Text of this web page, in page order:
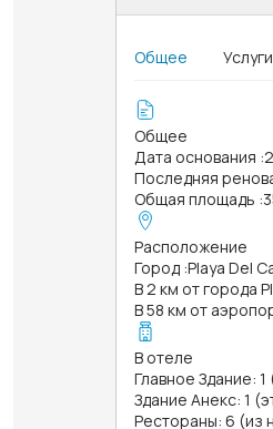
Общее Услуги
Общее
Дата основания :
Последняя
Общая площадь :
Расположение
Город :Playa Del
В 2 км от города
В 58 км от
В отеле
Главное Здание:
Здание Анекс: 1
Рестораны: 6 (из